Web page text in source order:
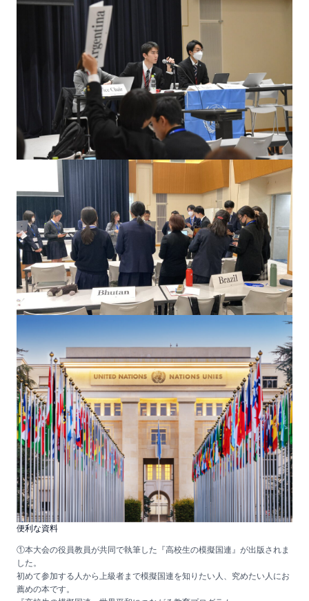
便利な資料
①本大会の役員教員が共同で執筆した『高校生の模擬国連』が出版されま
した。
初めて参加する人から上級者まで模擬国連を知りたい人、究めたい人にお
薦めの本です。